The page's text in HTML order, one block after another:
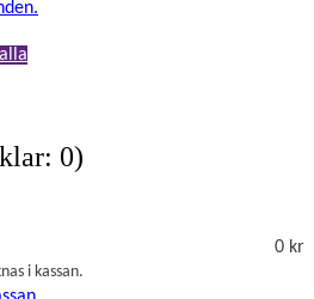
0)
0 kr
i kassan.